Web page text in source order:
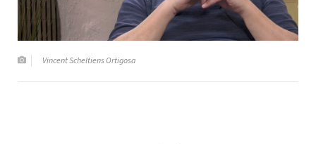
Vincent Scheltiens Ortigosa